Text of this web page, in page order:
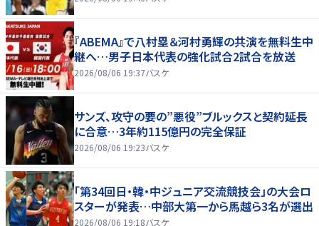
『ABEMA』で八村塁＆河村勇輝の共演を無料生中
継へ…男子日本代表の強化試合2試合を放送
2026/08/06 19:37バスケ
サンズ、攻守の要の”悪役”ブルックスと契約延長
に合意…3年約115億円の完全保証
2026/08/06 19:23バスケ
「第34回日・韓・中ジュニア交流競技会」の大会ロ
スターが発表…中部大第一から馬越ら3名が選出
2026/08/06 19:18バスケ